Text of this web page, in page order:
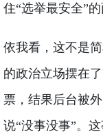
住“选举最安全”的
依我看，这不是
的政治立场摆在
票，结果后台被
说“没事没事”。